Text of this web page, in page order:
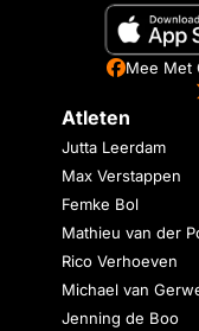
Mee Met
Atleten
Jutta Leerdam
Max Verstappen
Femke Bol
Mathieu van der
Rico Verhoeven
Michael van
Jenning de Boo